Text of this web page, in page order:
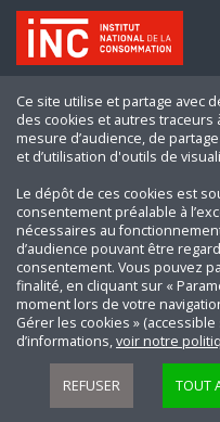
Ce site utilise et partage avec
des cookies et autres
mesure d’audience, de
et d’utilisation d'outils de
Le dépôt de ces cookies est
consentement préalable à
nécessaires au
d’audience pouvant être
consentement. Vous pouvez
finalité, en cliquant sur «
moment lors de votre
Gérer les cookies »
d’informations,voir notre
REFUSER TOUT